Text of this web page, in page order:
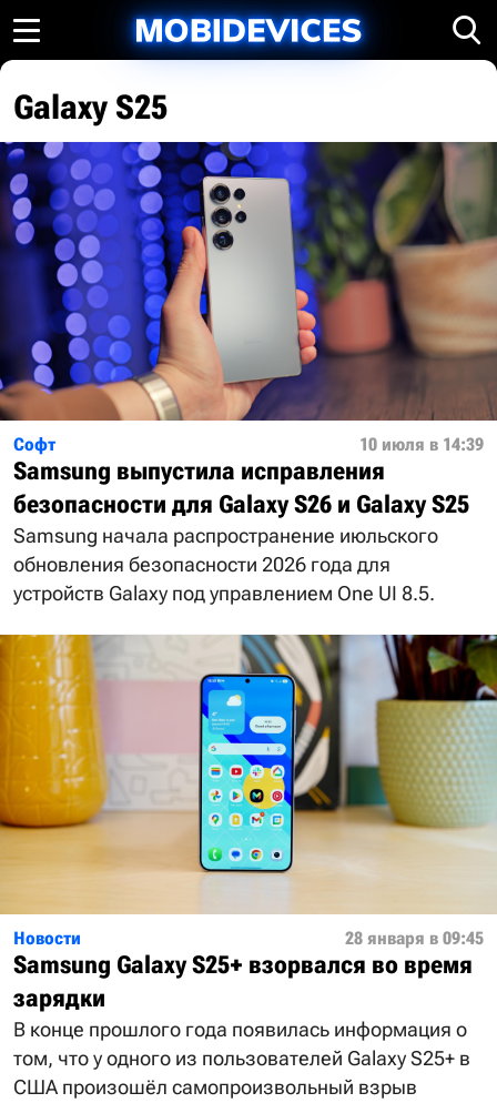
Galaxy S25
Софт 10 июля в 14:39
Samsung выпустила исправления
безопасности для Galaxy S26 и Galaxy S25
Samsung начала распространение июльского
обновления безопасности 2026 года для
устройств Galaxy под управлением One UI 8.5.
Новости 28 января в 09:45
Samsung Galaxy S25+ взорвался во время
зарядки
В конце прошлого года появилась информация о
том, что у одного из пользователей Galaxy S25+ в
США произошёл самопроизвольный взрыв